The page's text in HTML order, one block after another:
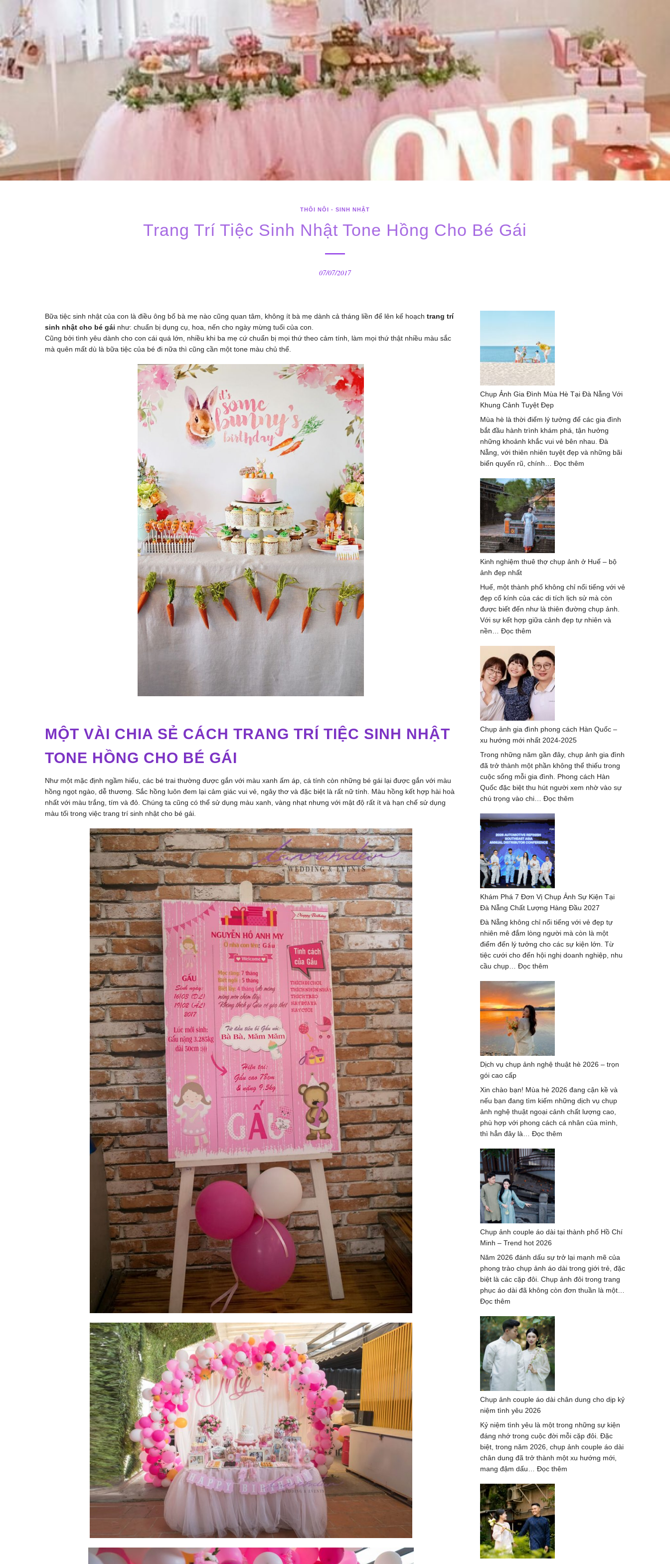
THÔI NÔI - SINH NHẬT
Trang Trí Tiệc Sinh Nhật Tone Hồng Cho Bé Gái
07/07/2017
Bữa tiệc sinh nhật của con là điều ông bố bà mẹ nào cũng quan tâm, không ít bà mẹ dành cả tháng liền để lên kế hoạch trang trí
sinh nhật cho bé gái như: chuẩn bị dụng cụ, hoa, nến cho ngày mừng tuổi của con.
Cũng bởi tình yêu dành cho con cái quá lớn, nhiều khi ba mẹ cứ chuẩn bị mọi thứ theo cảm tính, làm mọi thứ thật nhiều màu sắc
mà quên mất dù là bữa tiệc của bé đi nữa thì cũng cần một tone màu chủ thể.
MỘT VÀI CHIA SẺ CÁCH TRANG TRÍ TIỆC SINH NHẬT
TONE HỒNG CHO BÉ GÁI
Như một mặc định ngầm hiểu, các bé trai thường được gắn với màu xanh ấm áp, cá tính còn những bé gái lại được gắn với màu
hồng ngọt ngào, dễ thương. Sắc hồng luôn đem lại cảm giác vui vẻ, ngây thơ và đặc biệt là rất nữ tính. Màu hồng kết hợp hài hoà
nhất với màu trắng, tím và đỏ. Chúng ta cũng có thể sử dụng màu xanh, vàng nhạt nhưng với mật độ rất ít và hạn chế sử dụng
màu tối trong việc trang trí sinh nhật cho bé gái.
Chụp Ảnh Gia Đình Mùa Hè Tại Đà Nẵng Với
Khung Cảnh Tuyệt Đẹp
Mùa hè là thời điểm lý tưởng để các gia đình
bắt đầu hành trình khám phá, tận hưởng
những khoảnh khắc vui vẻ bên nhau. Đà
Nẵng, với thiên nhiên tuyệt đẹp và những bãi
biển quyến rũ, chính… Đọc thêm
Nẵng
Khung
Cảnh
Tuyệt
Đẹp
Kinh nghiệm thuê thợ chụp ảnh ở Huế – bộ
ảnh đẹp nhất
Huế, một thành phố không chỉ nổi tiếng với vẻ
đẹp cổ kính của các di tích lịch sử mà còn
được biết đến như là thiên đường chụp ảnh.
Với sự kết hợp giữa cảnh đẹp tự nhiên và
nền… Đọc thêm
nghiệm
thuê
thợ
chụp
ảnh
ở
Huế
–
bộ
đẹp
nhất
Chụp ảnh gia đình phong cách Hàn Quốc –
xu hướng mới nhất 2024-2025
Trong những năm gần đây, chụp ảnh gia đình
đã trở thành một phần không thể thiếu trong
cuộc sống mỗi gia đình. Phong cách Hàn
Quốc đặc biệt thu hút người xem nhờ vào sự
chú trọng vào chi… Đọc thêm
–
xu
hướng
mới
nhất
2024-
Khám Phá 7 Đơn Vị Chụp Ảnh Sự Kiện Tại
Đà Nẵng Chất Lượng Hàng Đầu 2027
Đà Nẵng không chỉ nổi tiếng với vẻ đẹp tự
nhiên mê đắm lòng người mà còn là một
điểm đến lý tưởng cho các sự kiện lớn. Từ
tiệc cưới cho đến hội nghị doanh nghiệp, nhu
cầu chụp… Đọc thêm
Phá
7
Đơn
Vị
Chụp
Sự
Kiện
Đà
Nẵng
Chất
Lượng
Hàng
2027
Dịch vụ chụp ảnh nghệ thuật hè 2026 – trọn
gói cao cấp
Xin chào bạn! Mùa hè 2026 đang cận kề và
nếu bạn đang tìm kiếm những dịch vụ chụp
ảnh nghệ thuật ngoại cảnh chất lượng cao,
phù hợp với phong cách cá nhân của mình,
thì hẳn đây là… Đọc thêm
–
gói
cao
cấp
Chụp ảnh couple áo dài tại thành phố Hồ Chí
Minh – Trend hot 2026
Năm 2026 đánh dấu sự trở lại mạnh mẽ của
phong trào chụp ảnh áo dài trong giới trẻ, đặc
biệt là các cặp đôi. Chụp ảnh đôi trong trang
phục áo dài đã không còn đơn thuần là một…
Đọc thêm
ảnh
couple
áo
dài
thành
phố
Hồ
Chí
Minh
–
Trend
hot
2026
Chụp ảnh couple áo dài chân dung cho dịp kỷ
niệm tình yêu 2026
Kỷ niệm tình yêu là một trong những sự kiện
đáng nhớ trong cuộc đời mỗi cặp đôi. Đặc
biệt, trong năm 2026, chụp ảnh couple áo dài
chân dung đã trở thành một xu hướng mới,
mang đậm dấu… Đọc thêm